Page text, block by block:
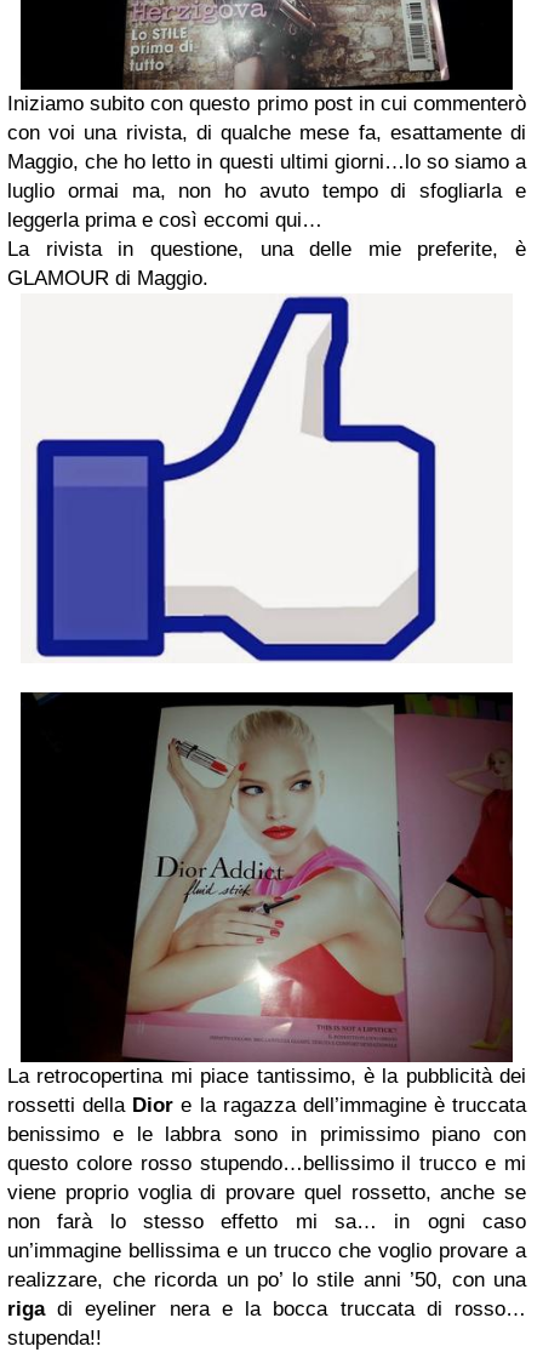
Iniziamo subito con questo primo post in cui commenterò
con voi una rivista, di qualche mese fa, esattamente di
Maggio, che ho letto in questi ultimi giorni…lo so siamo a
luglio ormai ma, non ho avuto tempo di sfogliarla e
leggerla prima e così eccomi qui…
La rivista in questione, una delle mie preferite, è
GLAMOUR di Maggio.
La retrocopertina mi piace tantissimo, è la pubblicità dei
rossetti della Dior e la ragazza dell’immagine è truccata
benissimo e le labbra sono in primissimo piano con
questo colore rosso stupendo…bellissimo il trucco e mi
viene proprio voglia di provare quel rossetto, anche se
non farà lo stesso effetto mi sa… in ogni caso
un’immagine bellissima e un trucco che voglio provare a
realizzare, che ricorda un po’ lo stile anni ’50, con una
rigadi eyeliner nera e la bocca truccata di rosso…
stupenda!!